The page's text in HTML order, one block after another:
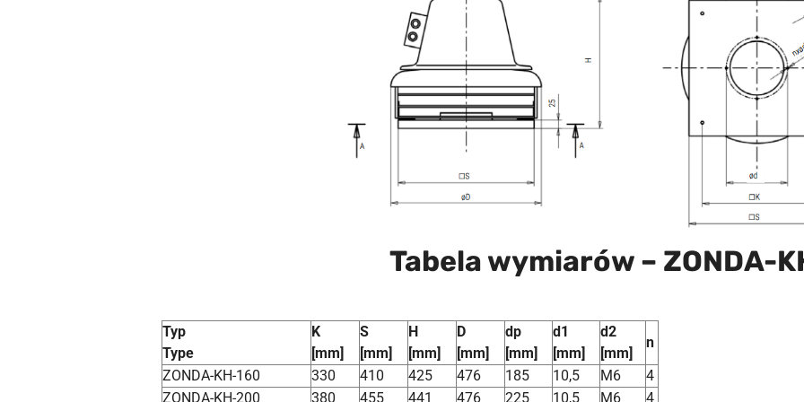
Tabela wymiarów – ZONDA-
Typ
Type
K
[mm]
S
[mm]
H
[mm]
D
[mm]
dp
[mm]
d1
[mm]
d2
[mm]
n
ZONDA-KH-160
330 410 425 476 185 10,5 M6
4
ZONDA-KH-200
380 455 441 476 225 10,5 M6 4